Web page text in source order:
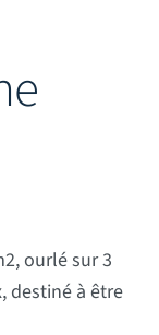
: 9,60 € à
ourlé sur 3
destiné à être